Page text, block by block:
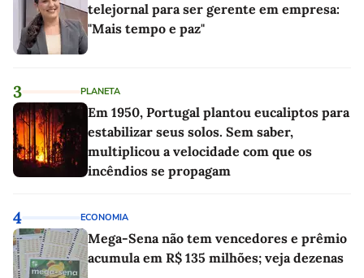
telejornal para ser gerente em empresa:
"Mais tempo e paz"
3 PLANETA
Em 1950, Portugal plantou eucaliptos para
estabilizar seus solos. Sem saber,
multiplicou a velocidade com que os
incêndios se propagam
4 ECONOMIA
Mega-Sena não tem vencedores e prêmio
acumula em R$ 135 milhões; veja dezenas